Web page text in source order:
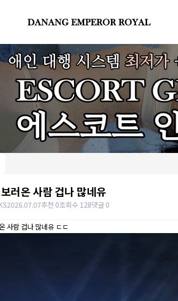
러온 사람 겁나 많네유
2026.07.07추천 0조회수 128댓글 0
사람 겁나 많네유 ㄷㄷ